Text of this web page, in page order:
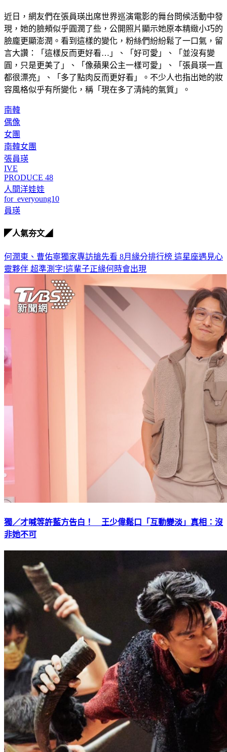
近日，網友們在張員瑛出席世界巡演電影的舞台問候活動中發
現，她的臉頰似乎圓潤了些，公開照片顯示她原本精緻小巧的
臉龐更顯澎潤。看到這樣的變化，粉絲們紛紛鬆了一口氣，留
言大讚：「這樣反而更好看…」、「好可愛」、「並沒有變
圓，只是更美了」、「像蘋果公主一樣可愛」、「張員瑛一直
都很漂亮」、「多了點肉反而更好看」。不少人也指出她的妝
容風格似乎有所變化，稱「現在多了清純的氣質」。
南韓
偶像
女團
南韓女團
張員瑛
IVE
PRODUCE 48
人間洋娃娃
for_everyoung10
員瑛
◤人氣夯文◢
何潤東、曹佑寧獨家專訪搶先看 8月緣分排行榜 這星座遇見心
靈夥伴 超準測字!這輩子正緣何時會出現
獨／才喊等許藍方告白！ 王少偉鬆口「互動變淡」真相：沒
非她不可